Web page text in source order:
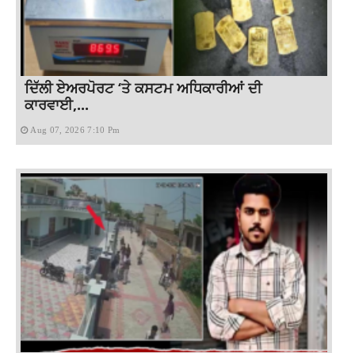
ਦਿੱਲੀ ਏਅਰਪੋਰਟ ‘ਤੇ ਕਸਟਮ ਅਧਿਕਾਰੀਆਂ ਦੀ
ਕਾਰਵਾਈ,...
Aug 07, 2026 7:10 Pm